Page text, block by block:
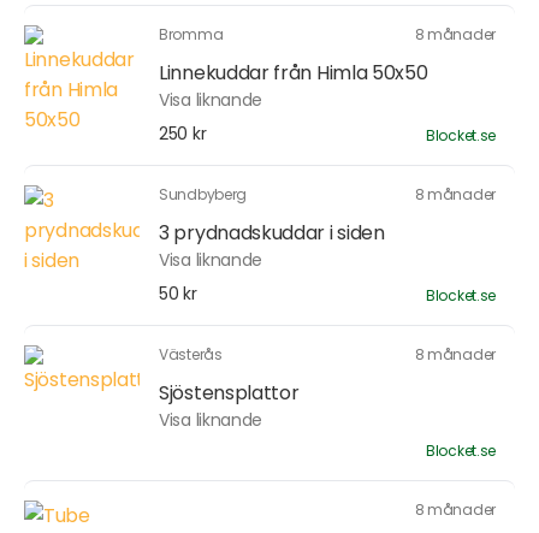
Bromma 8 månader
Linnekuddar från Himla 50x50
Visa liknande
250 kr
Blocket.se
Sundbyberg 8 månader
3 prydnadskuddar i siden
Visa liknande
50 kr
Blocket.se
Västerås 8 månader
Sjöstensplattor
Visa liknande
Blocket.se
8 månader